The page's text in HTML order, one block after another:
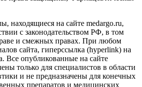
находящиеся на сайте medargo.ru,
с законодательством РФ, в том
и смежных правах. При любом
сайта, гиперссылка (hyperlink) на
Все опубликованные на сайте
только для специалистов в области
и не предназначены для конечных
препаратов и медицинских